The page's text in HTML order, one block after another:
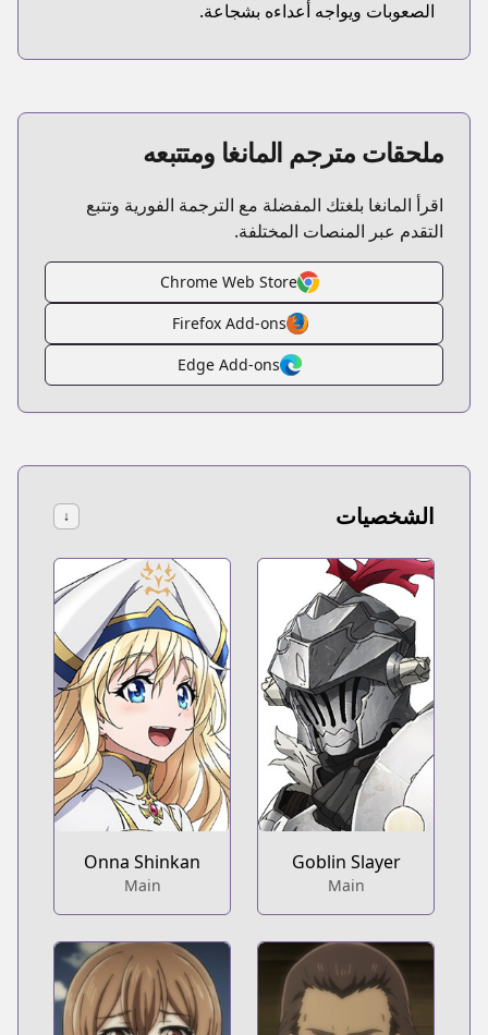
الصعوبات ويواجه أعداءه بشجاعة.
ملحقات مترجم المانغا ومتتبعه
اقرأ المانغا بلغتك المفضلة مع الترجمة الفورية وتتبع
التقدم عبر المنصات المختلفة.
Chrome Web Store
Firefox Add-ons
Edge Add-ons
الشخصيات ↓
Goblin Slayer
Main
Onna Shinkan
Main